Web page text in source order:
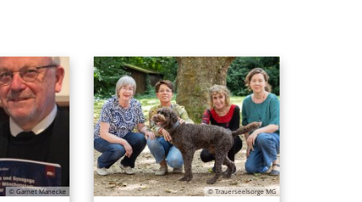
© Garnet Manecke © Trauerseelsorge MG